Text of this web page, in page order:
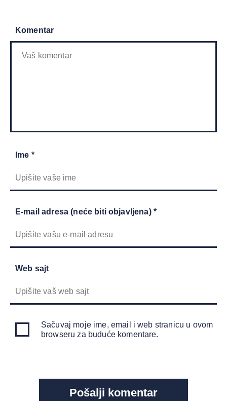
Komentar
Ime *
E-mail adresa (neće biti objavljena) *
Web sajt
Sačuvaj moje ime, email i web stranicu u ovom
browseru za buduće komentare.